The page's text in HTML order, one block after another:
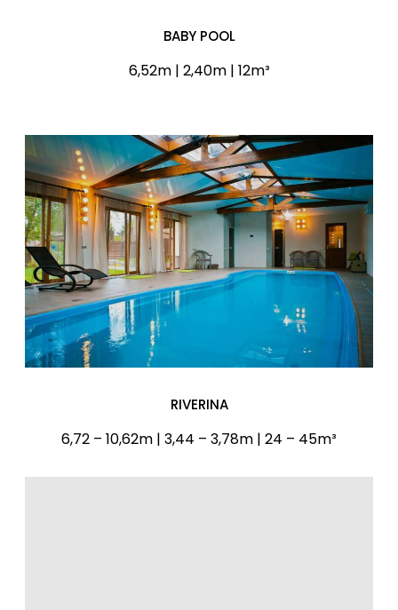
BABY POOL
6,52m | 2,40m | 12m³
RIVERINA
6,72 – 10,62m | 3,44 – 3,78m | 24 – 45m³